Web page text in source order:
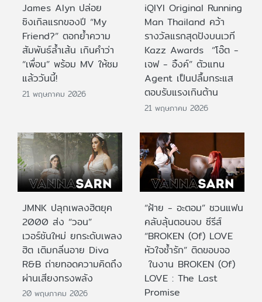
James Alyn ปล่อย
ซิงเกิลแรกของปี “My
Friend?” ตอกย้ำความ
สัมพันธ์ล้ำเส้น เกินคำว่า
“เพื่อน” พร้อม MV ให้ชม
แล้ววันนี้!
21 พฤษภาคม 2026
iQIYI Original Running
Man Thailand คว้า
รางวัลแรกสุดปังบนเวที
Kazz Awards “โอ๊ต -
เจฟ - อิ้งค์” ตัวแทน
Agent เป็นปลื้มกระแส
ตอบรับแรงเกินต้าน
21 พฤษภาคม 2026
JMNK ปลุกเพลงฮิตยุค
2000 ส่ง “วอน”
เวอร์ชันใหม่ ยกระดับเพลง
ฮิต เติมกลิ่นอาย Diva
R&B ถ่ายทอดความคิดถึง
ผ่านเสียงทรงพลัง
20 พฤษภาคม 2026
“ฝ้าย - อะตอม” ชวนแฟน
คลับลุ้นตอนจบ ซีรีส์
“BROKEN (Of) LOVE
หัวใจช้ำรัก” ติดขอบจอ
ในงาน BROKEN (Of)
LOVE : The Last
Promise